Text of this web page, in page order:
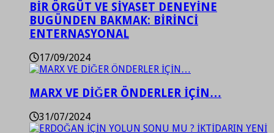
BİR ÖRGÜT VE SİYASET DENEYİNE
BUGÜNDEN BAKMAK: BİRİNCİ
ENTERNASYONAL
17/09/2024
MARX VE DİĞER ÖNDERLER İÇİN…
31/07/2024